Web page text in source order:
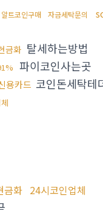
알트코인구매 자금세탁문의
금화 탈세하는방법
파이코인사는곳
용카드 코인돈세탁테
금화 24시코인업체